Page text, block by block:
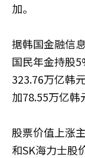
加。
据韩国金融信
国民年金持股
323.76万亿韩
加78.55万亿韩
股票价值上涨
和SK海力士股